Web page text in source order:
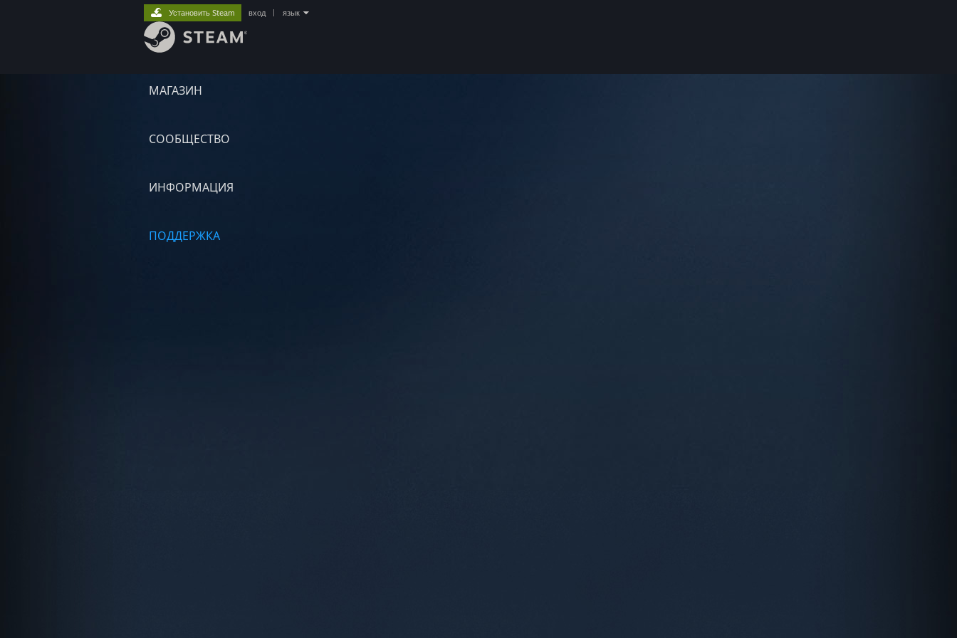
МАГАЗИН
СООБЩЕСТВО
ИНФОРМАЦИЯ
ПОДДЕРЖКА
Установить Steam вход язык